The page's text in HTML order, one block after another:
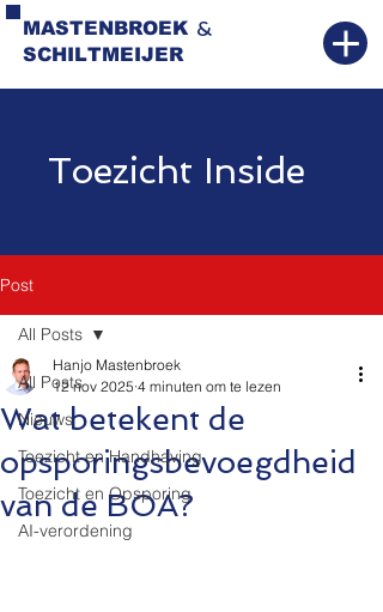
MASTENBROEK
SCHILTMEIJER
&
Toezicht Inside
Post
All Posts
Nieuws
Toezicht en Handhaving
Toezicht en Opsporing
AI-verordening
All Posts
Wat betekent de
opsporingsbevoegdheid
van de BOA?
Hanjo Mastenbroek
12 nov 2025 4 minuten om te lezen